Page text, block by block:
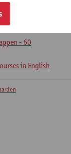
- 60
in English